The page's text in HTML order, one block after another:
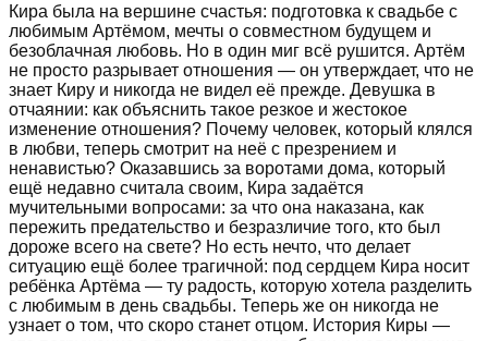
Кира была на вершине счастья: подготовка к свадьбе с
любимым Артёмом, мечты о совместном будущем и
безоблачная любовь. Но в один миг всё рушится. Артём
не просто разрывает отношения — он утверждает, что не
знает Киру и никогда не видел её прежде. Девушка в
отчаянии: как объяснить такое резкое и жестокое
изменение отношения? Почему человек, который клялся
в любви, теперь смотрит на неё с презрением и
ненавистью? Оказавшись за воротами дома, который
ещё недавно считала своим, Кира задаётся
мучительными вопросами: за что она наказана, как
пережить предательство и безразличие того, кто был
дороже всего на свете? Но есть нечто, что делает
ситуацию ещё более трагичной: под сердцем Кира носит
ребёнка Артёма — ту радость, которую хотела разделить
с любимым в день свадьбы. Теперь же он никогда не
узнает о том, что скоро станет отцом. История Киры —